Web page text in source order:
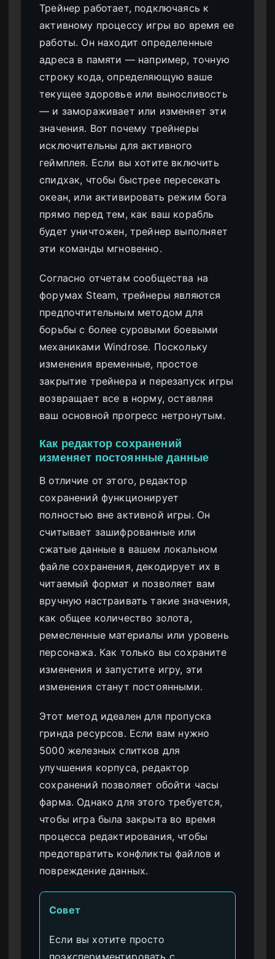
Трейнер работает, подключаясь к
активному процессу игры во время ее
работы. Он находит определенные
адреса в памяти — например, точную
строку кода, определяющую ваше
текущее здоровье или выносливость
— и замораживает или изменяет эти
значения. Вот почему трейнеры
исключительны для активного
геймплея. Если вы хотите включить
спидхак, чтобы быстрее пересекать
океан, или активировать режим бога
прямо перед тем, как ваш корабль
будет уничтожен, трейнер выполняет
эти команды мгновенно.
Согласно отчетам сообщества на
форумах Steam, трейнеры являются
предпочтительным методом для
борьбы с более суровыми боевыми
механиками Windrose. Поскольку
изменения временные, простое
закрытие трейнера и перезапуск игры
возвращает все в норму, оставляя
ваш основной прогресс нетронутым.
Как редактор сохранений
изменяет постоянные данные
В отличие от этого, редактор
сохранений функционирует
полностью вне активной игры. Он
считывает зашифрованные или
сжатые данные в вашем локальном
файле сохранения, декодирует их в
читаемый формат и позволяет вам
вручную настраивать такие значения,
как общее количество золота,
ремесленные материалы или уровень
персонажа. Как только вы сохраните
изменения и запустите игру, эти
изменения станут постоянными.
Этот метод идеален для пропуска
гринда ресурсов. Если вам нужно
5000 железных слитков для
улучшения корпуса, редактор
сохранений позволяет обойти часы
фарма. Однако для этого требуется,
чтобы игра была закрыта во время
процесса редактирования, чтобы
предотвратить конфликты файлов и
повреждение данных.
Совет
Если вы хотите просто